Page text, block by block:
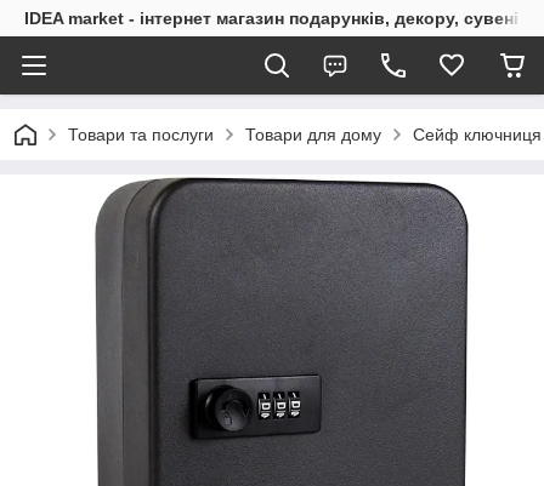
IDEA market - інтернет магазин подарунків, декору,
Товари та послуги Товари для дому Сейф ключниця